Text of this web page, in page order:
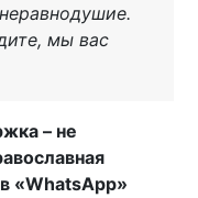
мы вас
– не
«WhatsApp»